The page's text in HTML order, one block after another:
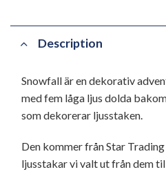
Description
Snowfall är en dekorativ
med fem låga ljus dolda
som dekorerar ljusstaken.
Den kommer från Star
ljusstakar vi valt ut från dem